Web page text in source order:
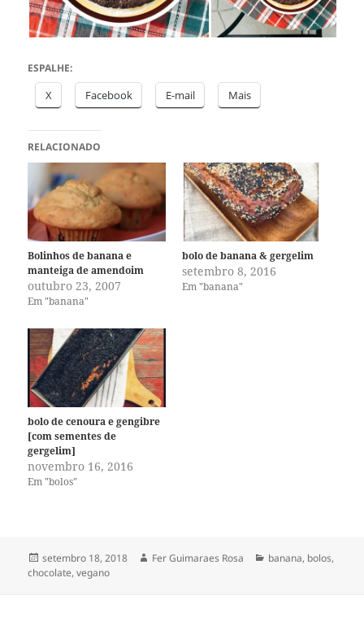
ESPALHE:
X Facebook E-mail Mais
RELACIONADO
Bolinhos de banana e
manteiga de amendoim
outubro 23, 2007
Em "banana"
bolo de banana & gergelim
setembro 8, 2016
Em "banana"
bolo de cenoura e gengibre
[com sementes de
gergelim]
novembro 16, 2016
Em "bolos"
Publicado
em
setembro 18, 2018 Autor
Fer Guimaraes Rosa Categorias
banana, bolos,
chocolate,vegano